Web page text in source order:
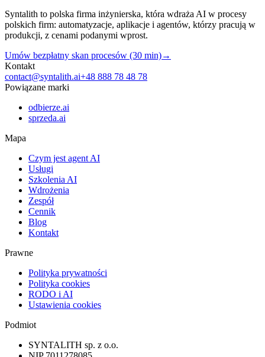
Syntalith to polska firma inżynierska, która wdraża AI w procesy
polskich firm: automatyzacje, aplikacje i agentów, którzy pracują w
produkcji, z cenami podanymi wprost.
Umów bezpłatny skan procesów (30 min)→
Kontakt
contact@syntalith.ai+48 888 78 48 78
Powiązane marki
odbierze.ai
sprzeda.ai
Mapa
Czym jest agent AI
Usługi
Szkolenia AI
Wdrożenia
Zespół
Cennik
Blog
Kontakt
Prawne
Polityka prywatności
Polityka cookies
RODO i AI
Ustawienia cookies
Podmiot
SYNTALITH sp. z o.o.